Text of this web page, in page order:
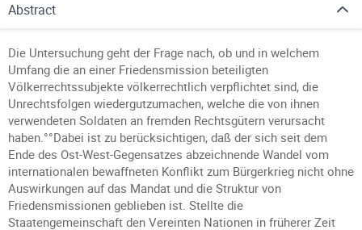
Abstract
Die Untersuchung geht der Frage nach, ob und in welchem
Umfang die an einer Friedensmission beteiligten
Völkerrechtssubjekte völkerrechtlich verpflichtet sind, die
Unrechtsfolgen wiedergutzumachen, welche die von ihnen
verwendeten Soldaten an fremden Rechtsgütern verursacht
haben.°°Dabei ist zu berücksichtigen, daß der sich seit dem
Ende des Ost-West-Gegensatzes abzeichnende Wandel vom
internationalen bewaffneten Konflikt zum Bürgerkrieg nicht ohne
Auswirkungen auf das Mandat und die Struktur von
Friedensmissionen geblieben ist. Stellte die
Staatengemeinschaft den Vereinten Nationen in früherer Zeit